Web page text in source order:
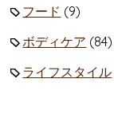
フード (9)
ボディケア (84)
ライフスタイル